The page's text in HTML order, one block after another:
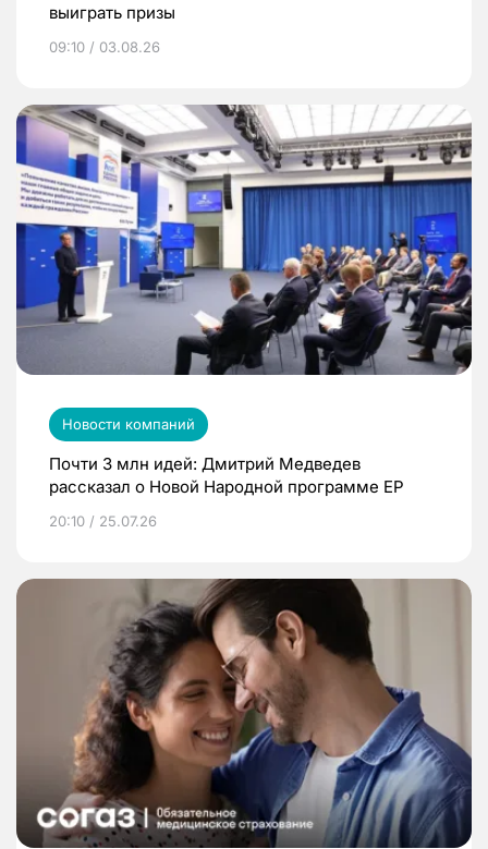
выиграть призы
09:10 / 03.08.26
Новости компаний
Почти 3 млн идей: Дмитрий Медведев
рассказал о Новой Народной программе ЕР
20:10 / 25.07.26